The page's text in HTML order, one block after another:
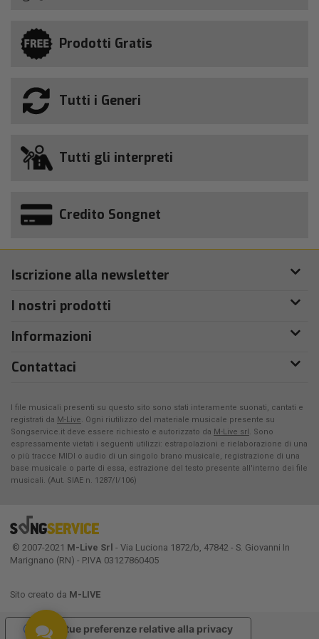
Prodotti Gratis
Tutti i Generi
Tutti gli interpreti
Credito Songnet
Iscrizione alla newsletter
I nostri prodotti
Informazioni
Contattaci
I file musicali presenti su questo sito sono stati interamente suonati, cantati e
registrati da M-Live. Ogni riutilizzo del materiale musicale presente su
Songservice.it deve essere richiesto e autorizzato da M-Live srl. Sono
espressamente vietati i seguenti utilizzi: estrapolazioni e rielaborazione di una
o più tracce MIDI o audio di un singolo brano musicale, registrazione di una
base musicale o parte di essa, estrazione del testo presente all'interno dei file
musicali. (Aut. SIAE n. 1287/I/106)
© 2007-2021 M-Live Srl - Via Luciona 1872/b, 47842 - S. Giovanni In
Marignano (RN) - P.IVA 03127860405
Sito creato da M-LIVE
Le tue preferenze relative alla privacy